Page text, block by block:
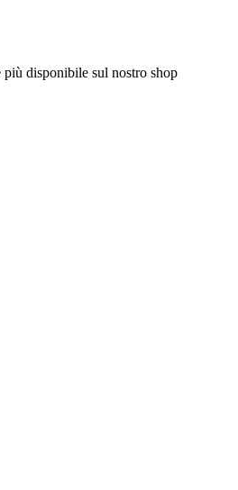
disponibile sul nostro shop